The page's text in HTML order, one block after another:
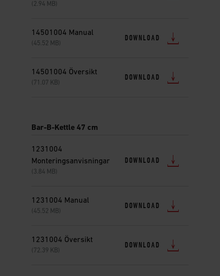
(2.94 MB)
14501004 Manual
(45.52 MB)
DOWNLOAD
14501004 Översikt
(71.07 KB)
DOWNLOAD
Bar-B-Kettle 47 cm
1231004
Monteringsanvisningar
(3.84 MB)
DOWNLOAD
1231004 Manual
(45.52 MB)
DOWNLOAD
1231004 Översikt
(72.39 KB)
DOWNLOAD